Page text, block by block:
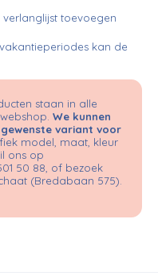
verlanglijst toevoegen
kan de
staan in alle
We kunnen
variant voor
model, maat, kleur
ons op
50 88, of bezoek
(Bredabaan 575).